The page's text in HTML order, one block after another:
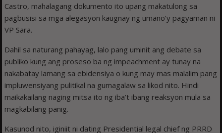
Castro, mahalagang dokumento ito upang makatulong sa
pagbusisi sa mga alegasyon kaugnay ng umano’y pagyaman ni
VP Sara.
Dahil sa naturang pahayag, lalo pang uminit ang debate sa
publiko kung ang proseso ba ng impeachment ay tunay na
nakabatay lamang sa ebidensiya o kung may mas malalim pang
impluwensiyang pulitikal na gumagalaw sa likod nito. Hindi
maikakailang naging mitsa ito ng iba’t ibang reaksyon mula sa
magkabilang panig.
Kasunod nito, iginiit ni dating Presidential legal chief ng PRRD